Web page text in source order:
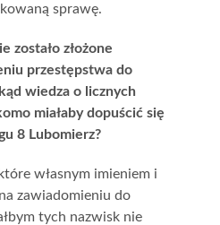
sprawę.
zostało złożone
przestępstwa do
wiedza o licznych
miałaby dopuścić się
8 Lubomierz?
własnym imieniem i
zawiadomieniu do
tych nazwisk nie